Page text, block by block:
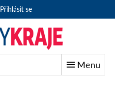
Přihlásit se
Menu